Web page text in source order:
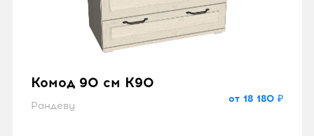
Комод 90 см K90
Рандеву
от 18 180 ₽